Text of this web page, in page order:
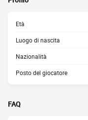
Età
Luogo di nascita
Nazionalità
Posto del giocatore
FAQ